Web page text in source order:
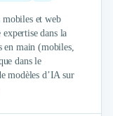
mobiles et web
dans la
en main (mobiles,
dans le
modèles d’IA sur